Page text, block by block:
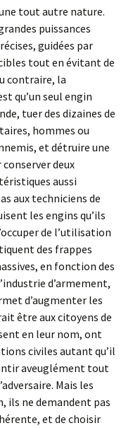
tout autre nature.
puissances
guidées par
tout en évitant de
contraire, la
qu’un seul engin
tuer des dizaines de
hommes ou
et détruire une
deux
aussi
aux techniciens de
les engins qu’ils
de l’utilisation
des frappes
en fonction des
d’armement,
d’augmenter les
être aux citoyens de
en leur nom, ont
civiles autant qu’il
aveuglément tout
Mais les
ils ne demandent pas
et de choisir